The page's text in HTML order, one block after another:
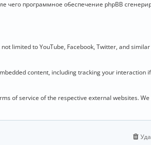
программное обеспечение phpBB
limited to YouTube, Facebook, Twitter, and
content, including tracking your interaction
of service of the respective external websites.